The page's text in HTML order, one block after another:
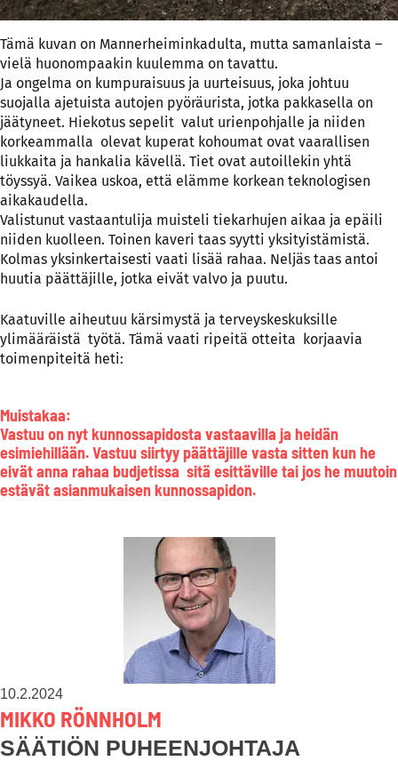
Tämä kuvan on Mannerheiminkadulta, mutta samanlaista –
vielä huonompaakin kuulemma on tavattu.
Ja ongelma on kumpuraisuus ja uurteisuus, joka johtuu
suojalla ajetuista autojen pyöräurista, jotka pakkasella on
jäätyneet. Hiekotus sepelit valut urienpohjalle ja niiden
korkeammalla olevat kuperat kohoumat ovat vaarallisen
liukkaita ja hankalia kävellä. Tiet ovat autoillekin yhtä
töyssyä. Vaikea uskoa, että elämme korkean teknologisen
aikakaudella.
Valistunut vastaantulija muisteli tiekarhujen aikaa ja epäili
niiden kuolleen. Toinen kaveri taas syytti yksityistämistä.
Kolmas yksinkertaisesti vaati lisää rahaa. Neljäs taas antoi
huutia päättäjille, jotka eivät valvo ja puutu.
Kaatuville aiheutuu kärsimystä ja terveyskeskuksille
ylimääräistä työtä. Tämä vaati ripeitä otteita korjaavia
toimenpiteitä heti:
Muistakaa:
Vastuu on nyt kunnossapidosta vastaavilla ja heidän
esimiehillään. Vastuu siirtyy päättäjille vasta sitten kun he
eivät anna rahaa budjetissa sitä esittäville tai jos he muutoin
estävät asianmukaisen kunnossapidon.
10.2.2024
MIKKO RÖNNHOLM
SÄÄTIÖN PUHEENJOHTAJA